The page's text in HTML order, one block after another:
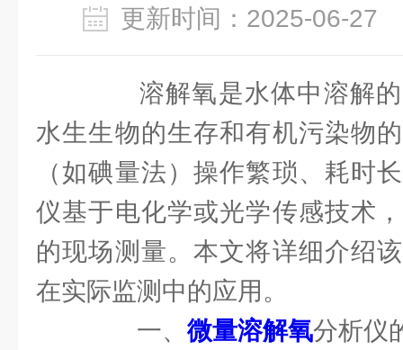
更新时间：2025-06-
溶解氧是水体中溶解的
水生生物的生存和有机污染物
（如碘量法）操作繁琐、耗时
仪基于电化学或光学传感技术
的现场测量。本文将详细介绍
在实际监测中的应用。
一、 微量溶解氧分析仪